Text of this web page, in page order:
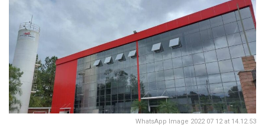
WhatsApp Image 2022 07 12 at 14.12.53